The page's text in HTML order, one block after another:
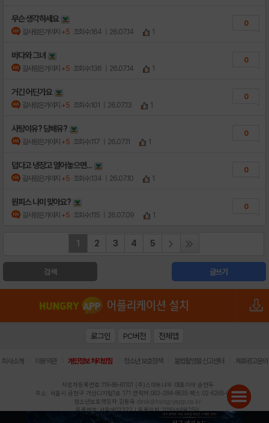
무슨 생각하세요
갈사람은가야지 +5 조회수:164 | 26.07.14 1
0
바다와 그녀
갈사람은가야지 +5 조회수:136 | 26.07.14 1
0
거긴 어딘가요
갈사람은가야지 +5 조회수:101 | 26.07.13 1
0
사탕이유? 담배유?
갈사람은가야지 +5 조회수:117 | 26.07.11 1
0
덥다고 냉장고 열어놓으면...
갈사람은가야지 +5 조회수:134 | 26.07.10 1
0
원피스 나미 맞아요?
갈사람은가야지 +5 조회수:115 | 26.07.09 1
0
1 2 3 4 5
검색 글쓰기
로그인 PC버전 전체앱
회사소개 이용약관 개인정보 처리방침 청소년 보호정책 불법촬영물 신고센터 제휴광고문의
사업자등록번호:119-86-61101 (주)스마트나우 대표이사:송현두
주소: 서울시 금천구 가산디지털1로 171 연락처:063-284-8635 팩스:02-6265-0377
청소년보호책임자:김동욱 desk@hungryapp.co.kr
등록번호:서울아02322 | 등록일자:2016년4월25일
발행인:(주)스마트나우 송현두 | 편집인:김동욱